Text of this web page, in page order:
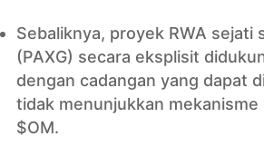
Sebaliknya, proyek RWA sejati
(PAXG) secara eksplisit
dengan cadangan yang dapat
tidak menunjukkan
$OM.